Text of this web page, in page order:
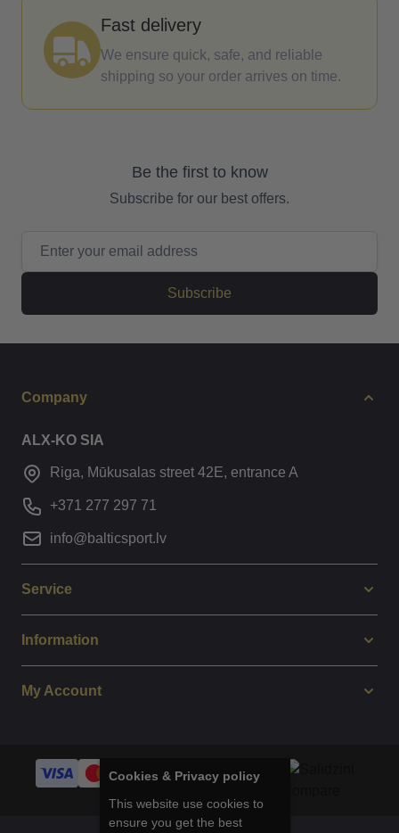
Fast delivery
We ensure quick, safe, and reliable
shipping so your order arrives on time.
Be the first to know
Subscribe for our best offers.
Subscribe
Company
ALX-KO SIA
Riga, Mūkusalas street 42E, entrance A
+371 277 297 71
info@balticsport.lv
Service
Information
My Account
Cookies & Privacy policy
This website use cookies to
ensure you get the best